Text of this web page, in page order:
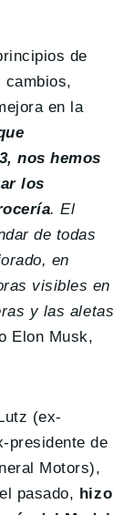
de
cambios,
en la
nos hemos
los
. El
de todas
en
visibles en
y las aletas
Elon Musk,
(ex-
presidente de
Motors),
pasado, hizo